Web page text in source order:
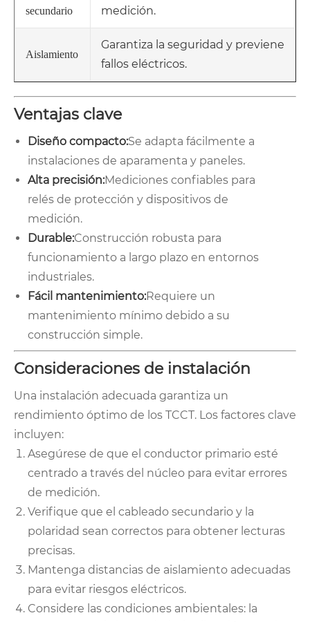
secundario medición.
Aislamiento
Garantiza la seguridad y previene
fallos eléctricos.
Ventajas clave
Diseño compacto:Se adapta fácilmente a
instalaciones de aparamenta y paneles.
Alta precisión:Mediciones confiables para
relés de protección y dispositivos de
medición.
Durable:Construcción robusta para
funcionamiento a largo plazo en entornos
industriales.
Fácil mantenimiento:Requiere un
mantenimiento mínimo debido a su
construcción simple.
Consideraciones de instalación
Una instalación adecuada garantiza un
rendimiento óptimo de los TCCT. Los factores clave
incluyen:
Asegúrese de que el conductor primario esté
centrado a través del núcleo para evitar errores
de medición.
Verifique que el cableado secundario y la
polaridad sean correctos para obtener lecturas
precisas.
Mantenga distancias de aislamiento adecuadas
para evitar riesgos eléctricos.
Considere las condiciones ambientales: la